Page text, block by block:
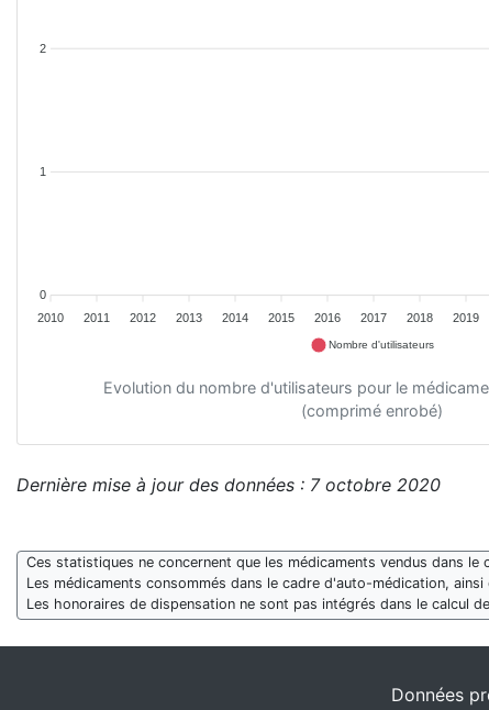
2
1
0
2010
2011 2012 2013 2014 2015 2016 2017 2018 2019
Nombre d'utilisateurs
Evolution du nombre d'utilisateurs pour le
(comprimé enrobé)
Dernière mise à jour des données : 7 octobre 2020
Ces statistiques ne concernent que les médicaments vendus dans
Les médicaments consommés dans le cadre d'auto-médication,
Les honoraires de dispensation ne sont pas intégrés dans le calcul
Données